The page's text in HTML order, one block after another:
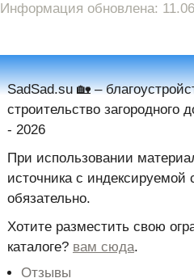
Информация обновлена:
SadSad.su 🏡️ –
строительство загородного
- 2026
При использовании
источника с индексируемой
обязательно.
Хотите разместить свою
каталоге? вам сюда.
Отзывы